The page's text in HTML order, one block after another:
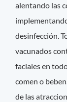
alentando las
desinfección.
vacunados
faciales en
comen o
de las